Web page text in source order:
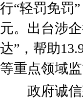
行“轻罚免罚
元。出台涉
达”，帮助
等重点领域
政府诚信